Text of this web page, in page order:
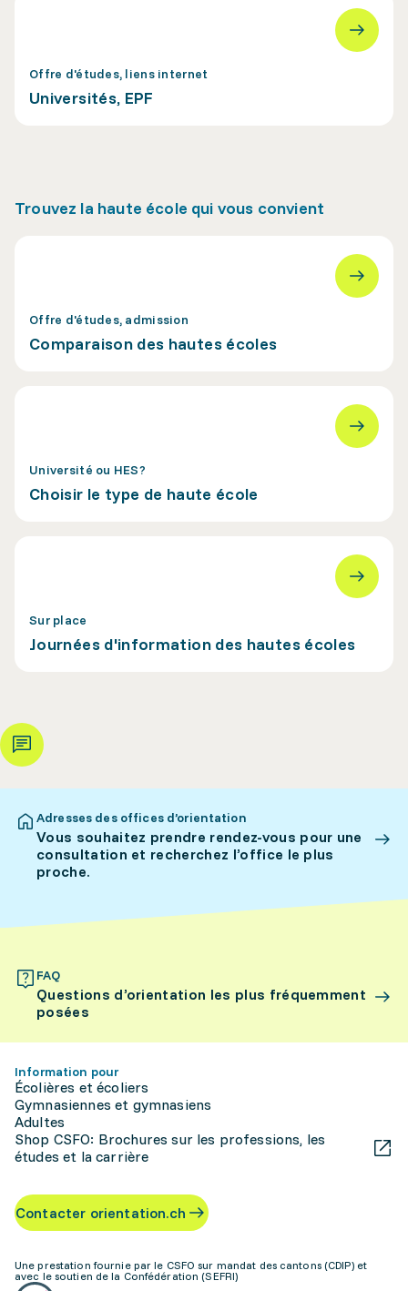
Offre d'études, liens internet
Universités, EPF
Trouvez la haute école qui vous convient
Offre d'études, admission
Comparaison des hautes écoles
Université ou HES?
Choisir le type de haute école
Sur place
Journées d'information des hautes écoles
Adresses des offices d’orientation
Vous souhaitez prendre rendez-vous pour une
consultation et recherchez l’office le plus
proche.
FAQ
Questions d’orientation les plus fréquemment
posées
Information pour
Écolières et écoliers
Gymnasiennes et gymnasiens
Adultes
Shop CSFO: Brochures sur les professions, les
études et la carrière
Contacter orientation.ch
Une prestation fournie par le CSFO sur mandat des cantons (CDIP) et
avec le soutien de la Confédération (SEFRI)